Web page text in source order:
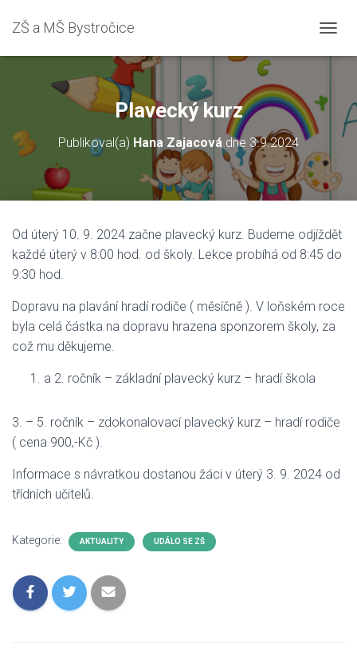
ZŠ a MŠ Bystročice
Ř
N
N
A
V
A
C
Plavecký kurz
Publikoval(a) Hana Zajacová dne 3.9.2024
Od úterý 10. 9. 2024 začne plavecký kurz. Budeme odjíždět
každé úterý v 8:00 hod. od školy. Lekce probíhá od 8:45 do
9:30 hod.
Dopravu na plavání hradí rodiče ( měsíčně ). V loňském roce
byla celá částka na dopravu hrazena sponzorem školy, za
což mu děkujeme.
a 2. ročník – základní plavecký kurz – hradí škola
3. – 5. ročník – zdokonalovací plavecký kurz – hradí rodiče
( cena 900,-Kč ).
Informace s návratkou dostanou žáci v úterý 3. 9. 2024 od
třídních učitelů.
Kategorie: AKTUALITY UDÁLO SE ZŠ